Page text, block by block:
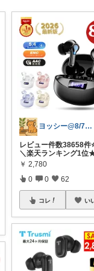
ヨッシー@8/7経由購入感謝！
レビュー件数38658件
＼楽天ランキング1位
￥ 2,780
0 0 62
コレ い